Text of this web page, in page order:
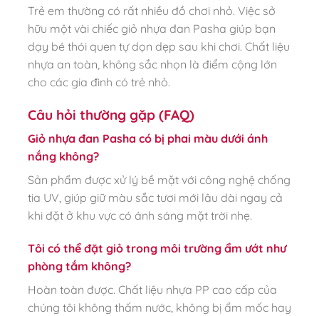
Trẻ em thường có rất nhiều đồ chơi nhỏ. Việc sở
hữu một vài chiếc giỏ nhựa đan Pasha giúp bạn
dạy bé thói quen tự dọn dẹp sau khi chơi. Chất liệu
nhựa an toàn, không sắc nhọn là điểm cộng lớn
cho các gia đình có trẻ nhỏ.
Câu hỏi thường gặp (FAQ)
Giỏ nhựa đan Pasha có bị phai màu dưới ánh
nắng không?
Sản phẩm được xử lý bề mặt với công nghệ chống
tia UV, giúp giữ màu sắc tươi mới lâu dài ngay cả
khi đặt ở khu vực có ánh sáng mặt trời nhẹ.
Tôi có thể đặt giỏ trong môi trường ẩm ướt như
phòng tắm không?
Hoàn toàn được. Chất liệu nhựa PP cao cấp của
chúng tôi không thấm nước, không bị ẩm mốc hay